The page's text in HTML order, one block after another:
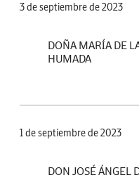
3 de septiembre de 2023
DOÑA MARÍA DE
HUMADA
1 de septiembre de 2023
DON JOSÉ ÁNGEL